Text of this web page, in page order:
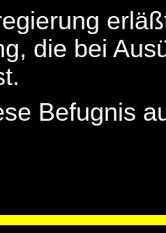
die bei
Befugnis